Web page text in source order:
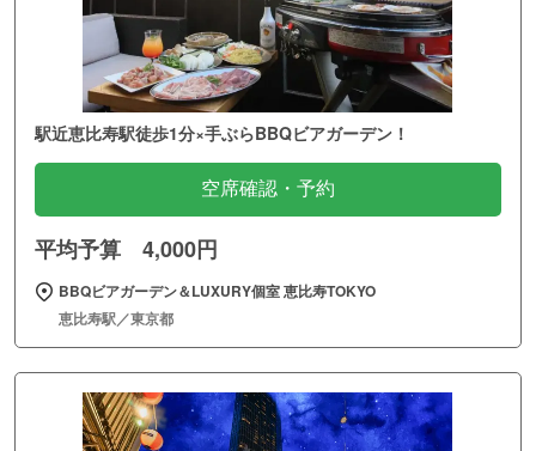
駅近恵比寿駅徒歩1分×手ぶらBBQビアガーデン！
空席確認・予約
平均予算 4,000円
BBQビアガーデン＆LUXURY個室 恵比寿TOKYO
恵比寿駅／東京都